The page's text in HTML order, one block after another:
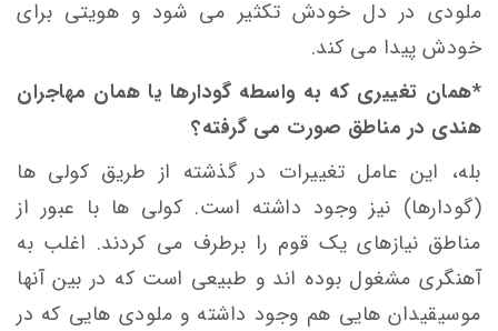
ملودی در دل خودش تکثیر می شود و هویتی برای
خودش پیدا می کند.
*همان تغییری که به واسطه گودارها یا همان مهاجران
هندی در مناطق صورت می گرفته؟
بله، این عامل تغییرات در گذشته از طریق کولی ها
(گودارها) نیز وجود داشته است. کولی ها با عبور از
مناطق نیازهای یک قوم را برطرف می کردند. اغلب به
آهنگری مشغول بوده اند و طبیعی است که در بین آنها
موسیقیدان هایی هم وجود داشته و ملودی هایی که در